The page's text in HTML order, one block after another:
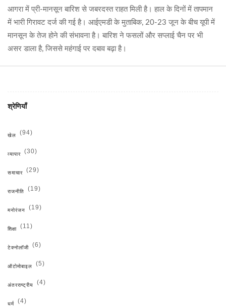
आगरा में प्री-मानसून बारिश से जबरदस्त राहत मिली है। हाल के दिनों में तापमान
में भारी गिरावट दर्ज की गई है। आईएमडी के मुताबिक, 20-23 जून के बीच यूपी में
मानसून के तेज होने की संभावना है। बारिश ने फसलों और सप्लाई चैन पर भी
असर डाला है, जिससे महंगाई पर दबाव बढ़ा है।
श्रेणियाँ
खेल (94)
व्यापार (30)
समाचार (29)
राजनीति (19)
मनोरंजन (19)
शिक्षा (11)
टेक्नोलॉजी (6)
ऑटोमोबाइल (5)
अंतरराष्ट्रीय (4)
धर्म (4)